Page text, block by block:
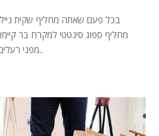
בכל פעם שאתה מחליף שקית
מחליף ספוג סינטטי למקרח בר
מפני רעלים ושומר פלסטיק מחוץ לפח..